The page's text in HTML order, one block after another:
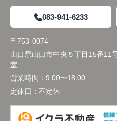
083-941-6233
〒753-0074
山口県山口市中央５丁目15番11
室
営業時間： 9:00〜18:00
定休日： 不定休